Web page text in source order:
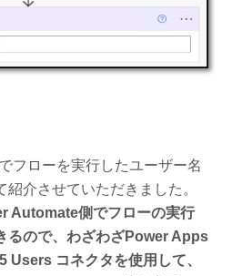
フローを実行したユーザー名
介させていただきました。
Automate側でフローの実行
るので、わざわざPower Apps
Users コネクタを使用して、